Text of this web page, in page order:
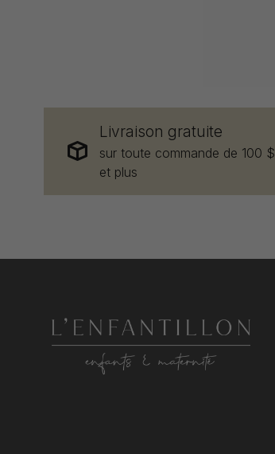
Livraison gratuite
sur toute commande de 100 $
et plus